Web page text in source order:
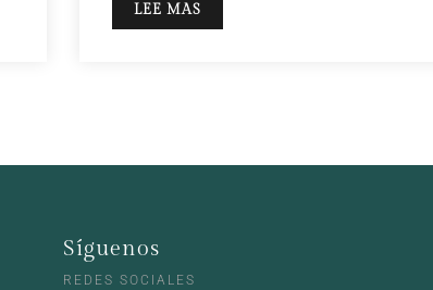
LEE MAS
Síguenos
REDES SOCIALES